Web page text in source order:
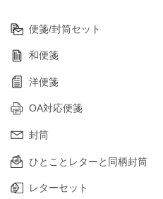
便箋/封筒セット
和便箋
洋便箋
OA対応便箋
封筒
ひとことレターと同柄封筒
レターセット